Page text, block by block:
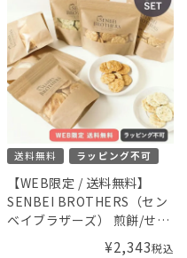
送料無料 ラッピング不可
【WEB限定 / 送料無料】
SENBEI BROTHERS（セン
ベイブラザーズ） 煎餅/せん
¥2,343税込